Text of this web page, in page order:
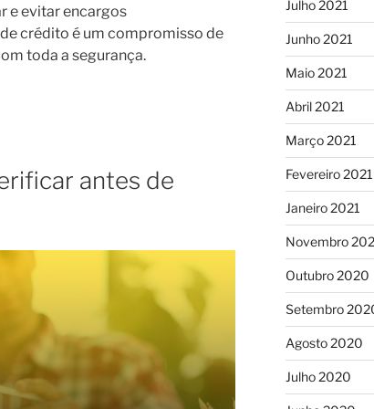
e evitar encargos
crédito é um compromisso de
toda a segurança.
antes de
Julho 2021
Junho 2021
Maio 2021
Abril 2021
Março 2021
Fevereiro 2021
Janeiro 2021
Novembro
Outubro 2020
Setembro
Agosto 2020
Julho 2020